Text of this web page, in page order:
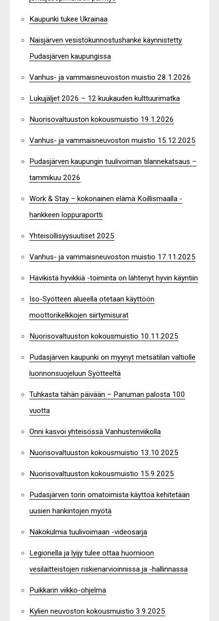
Kaupunki tukee Ukrainaa
Naisjärven vesistökunnostushanke käynnistetty
Pudasjärven kaupungissa
Vanhus- ja vammaisneuvoston muistio 28.1.2026
Lukujäljet 2026 – 12 kuukauden kulttuurimatka
Nuorisovaltuuston kokousmuistio 19.1.2026
Vanhus- ja vammaisneuvoston muistio 15.12.2025
Pudasjärven kaupungin tuulivoiman tilannekatsaus –
tammikuu 2026
Work & Stay – kokonainen elämä Koillismaalla -
hankkeen loppuraportti
Yhteisöllisyysuutiset 2025
Vanhus- ja vammaisneuvoston muistio 17.11.2025
Hävikistä hyvikkiä -toiminta on lähtenyt hyvin käyntiin
Iso-Syötteen alueella otetaan käyttöön
moottorikelkkojen siirtymisurat
Nuorisovaltuuston kokousmuistio 10.11.2025
Pudasjärven kaupunki on myynyt metsätilan valtiolle
luonnonsuojeluun Syötteeltä
Tuhkasta tähän päivään – Panuman palosta 100
vuotta
Onni kasvoi yhteisössä Vanhustenviikolla
Nuorisovaltuuston kokousmuistio 13.10.2025
Nuorisovaltuuston kokousmuistio 15.9.2025
Pudasjärven torin omatoimista käyttöä kehitetään
uusien hankintojen myötä
Näkökulmia tuulivoimaan -videosarja
Legionella ja lyijy tulee ottaa huomioon
vesilaitteistojen riskienarvioinnissa ja -hallinnassa
Puikkarin viikko-ohjelma
Kylien neuvoston kokousmuistio 3.9.2025